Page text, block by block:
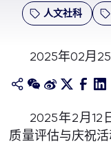
关于我们
人文社科
2025年02月
2025年2月12
质量评估与庆祝